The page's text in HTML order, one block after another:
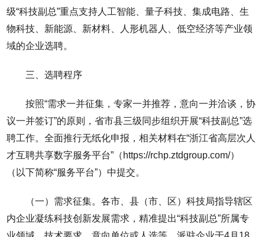
级“科技副总”重点支持人工智能、量子科技、集成电路、生
物科技、新能源、新材料、人形机器人、低空经济等产业领
域的企业选聘。
三、选聘程序
按照“需求一并征集，专家一并推荐，意向一并洽谈，协
议一并签订”的原则，省市县三级同步组织开展“科技副总”选
聘工作。全面推行无纸化申报，相关材料在“浙江省高层次人
才互聘共享数字服务平台”（https://rchp.ztdgroup.com/）
（以下简称“服务平台”）中提交。
（一）需求征集。各市、县（市、区）科技局指导辖区
内企业凝练科技创新发展需求，精准提出“科技副总”所属专